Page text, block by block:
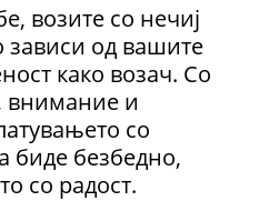
возите со нечиј
зависи од вашите
како возач. Со
внимание и
со
биде безбедно,
со радост.